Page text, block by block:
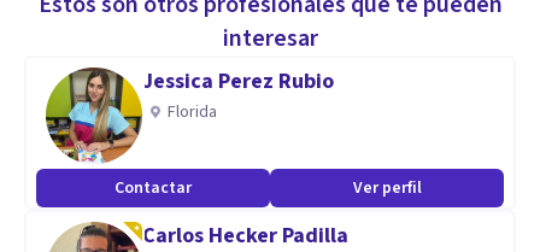
Empática, sensible, persistente, escucha activa.
Aptitudes
Psicóloga General Sanitaria. Colegiada: 21700
Terapeuta Gestalt
interesar
Jessica Perez Rubio
Florida
Contactar Ver perfil
Carlos Hecker Padilla